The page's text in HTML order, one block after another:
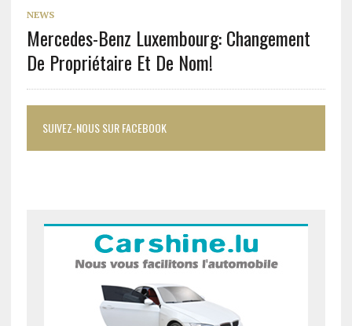
NEWS
Mercedes-Benz Luxembourg: Changement
De Propriétaire Et De Nom!
SUIVEZ-NOUS SUR FACEBOOK